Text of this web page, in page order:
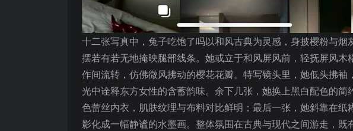
十二张写真中，兔子吃饱了吗以和风古典为灵感，身披樱粉与
摆若有若无地掩映腿部线条。她或立于和风屏风前，轻抚屏风
作间流转，仿佛微风拂动的樱花花瓣。特写镜头里，她低头拂
光中诠释东方女性的含蓄韵味。余下几张，她换上黑白配色的
色蕾丝内衣，肌肤纹理与布料对比鲜明；最后一张，她斜靠在
影化成一幅静谧的水墨画。整体氛围在古典与现代之间游走，既